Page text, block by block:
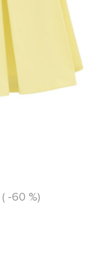
( -60 %)